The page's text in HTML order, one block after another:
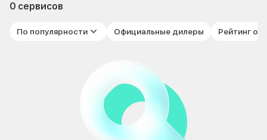
0 сервисов
По популярности Официальные дилеры Рейтинг